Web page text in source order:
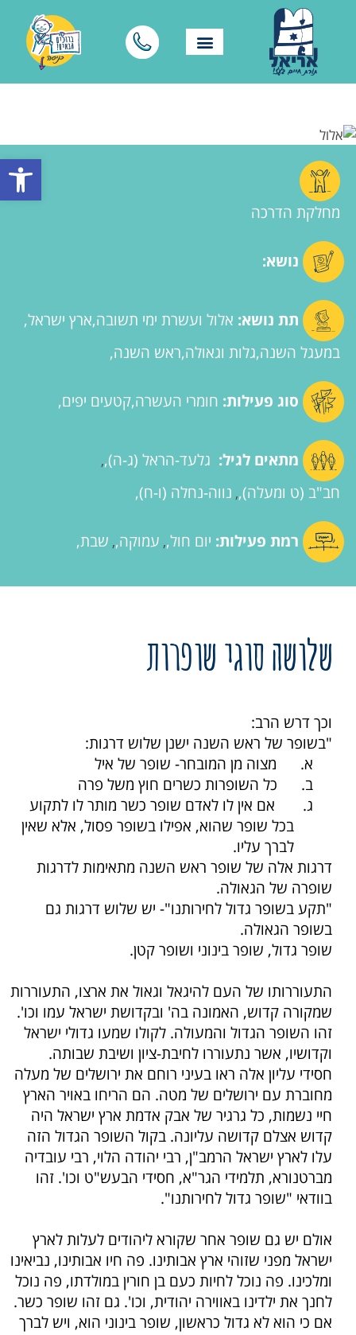
פתח
מחלקת הדרכה
נושא:
תת נושא: אלול ועשרת ימי תשובה ארץ ישראל
במעגל השנה גלות וגאולה ראש השנה
סוג פעילות: חומרי העשרה קטעים יפים
מתאים לגיל: גלעד-הראל (ג-ה) ,
חב"ב (ט ומעלה) , נווה-נחלה (ו-ח)
רמת פעילות: יום חול , עמוקה , שבת
שלושה סוגי שופרות
וכך דרש הרב:
"בשופר של ראש השנה ישנן שלוש דרגות:
א. מצוה מן המובחר- שופר של איל
ב. כל השופרות כשרים חוץ משל פרה
ג. אם אין לו לאדם שופר כשר מותר לו לתקוע
בכל שופר שהוא, אפילו בשופר פסול, אלא שאין
לברך עליו.
דרגות אלה של שופר ראש השנה מתאימות לדרגות
שופרה של הגאולה.
"תקע בשופר גדול לחירותנו"- יש שלוש דרגות גם
בשופר הגאולה.
שופר גדול, שופר בינוני ושופר קטן.
התעוררותו של העם להיגאל וגאול את ארצו, התעוררות
שמקורה קדוש, האמונה בה' ובקדושת ישראל עמו וכו'.
זהו השופר הגדול והמעולה. לקולו שמעו גדולי ישראל
וקדושיו, אשר נתעוררו לחיבת-ציון ושיבת שבותה.
חסידי עליון אלה ראו בעיני רוחם את ירושלים של מעלה
מחוברת עם ירושלים של מטה. הם הריחו באויר הארץ
חיי נשמות, כל גרגיר של אבק אדמת ארץ ישראל היה
קדוש אצלם קדושה עליונה. בקול השופר הגדול הזה
עלו לארץ ישראל הרמב"ן, רבי יהודה הלוי, רבי עובדיה
מברטנורא, תלמידי הגר"א, חסידי הבעש"ט וכו'. זהו
בוודאי "שופר גדול לחירותנו".
אולם יש גם שופר אחר שקורא ליהודים לעלות לארץ
ישראל מפני שזוהי ארץ אבותינו. פה חיו אבותינו, נביאינו
ומלכינו. פה נוכל לחיות כעם בן חורין במולדתו, פה נוכל
לחנך את ילדינו באווירה יהודית, וכו'. גם זהו שופר כשר.
אם כי הוא לא גדול כראשון, שופר בינוני הוא, ויש לברך